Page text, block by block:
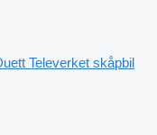
Televerket skåpbil